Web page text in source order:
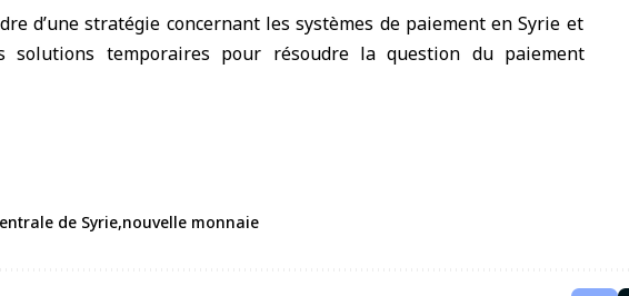
d’une stratégie concernant les systèmes de paiement en Syrie et
solutions temporaires pour résoudre la question du paiement
de Syrie nouvelle monnaie